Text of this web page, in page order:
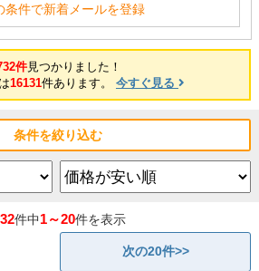
条件で新着メールを登録
件見つかりました！
16131件あります。 今すぐ見る
条件を絞り込む
件中1～20件を表示
次の20件>>